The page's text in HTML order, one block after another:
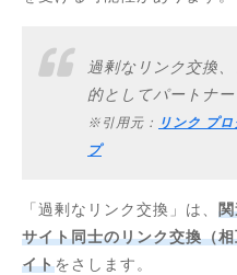
過剰なリンク交換
的としてパートナ
※引用元： リンク プ
プ
「過剰なリンク交換」は、
サイト同士のリンク交換（
イトをさします。